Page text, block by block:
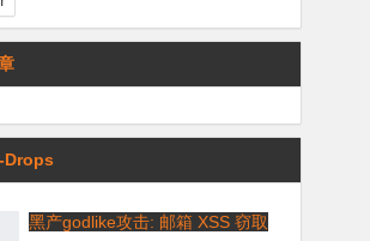
Drops
黑产godlike攻击: 邮箱 XSS 窃取